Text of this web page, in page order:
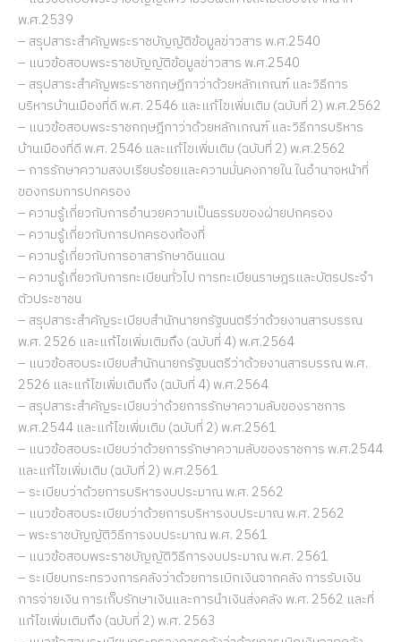
พ.ศ.2539
– สรุปสาระสำคัญพระราชบัญญัติข้อมูลข่าวสาร พ.ศ.2540
– แนวข้อสอบพระราชบัญญัติข้อมูลข่าวสาร พ.ศ.2540
– สรุปสาระสำคัญพระราชกฤษฎีกาว่าด้วยหลักเกณฑ์ และวิธีการ
บริหารบ้านเมืองที่ดี พ.ศ. 2546 และแก้ไขเพิ่มเติม (ฉบับที่ 2) พ.ศ.2562
– แนวข้อสอบพระราชกฤษฎีกาว่าด้วยหลักเกณฑ์ และวิธีการบริหาร
บ้านเมืองที่ดี พ.ศ. 2546 และแก้ไขเพิ่มเติม (ฉบับที่ 2) พ.ศ.2562
– การรักษาความสงบเรียบร้อยและความมั่นคงภายใน ในอำนาจหน้าที่
ของกรมการปกครอง
– ความรู้เกี่ยวกับการอำนวยความเป็นธรรมของฝ่ายปกครอง
– ความรู้เกี่ยวกับการปกครองท้องที่
– ความรู้เกี่ยวกับการอาสารักษาดินแดน
– ความรู้เกี่ยวกับการทะเบียนทั่วไป การทะเบียนราษฎรและบัตรประจำ
ตัวประชาชน
– สรุปสาระสำคัญระเบียบสำนักนายกรัฐมนตรีว่าด้วยงานสารบรรณ
พ.ศ. 2526 และแก้ไขเพิ่มเติมถึง (ฉบับที่ 4) พ.ศ.2564
– แนวข้อสอบระเบียบสำนักนายกรัฐมนตรีว่าด้วยงานสารบรรณ พ.ศ.
2526 และแก้ไขเพิ่มเติมถึง (ฉบับที่ 4) พ.ศ.2564
– สรุปสาระสำคัญระเบียบว่าด้วยการรักษาความลับของราชการ
พ.ศ.2544 และแก้ไขเพิ่มเติม (ฉบับที่ 2) พ.ศ.2561
– แนวข้อสอบระเบียบว่าด้วยการรักษาความลับของราชการ พ.ศ.2544
และแก้ไขเพิ่มเติม (ฉบับที่ 2) พ.ศ.2561
– ระเบียบว่าด้วยการบริหารงบประมาณ พ.ศ. 2562
– แนวข้อสอบระเบียบว่าด้วยการบริหารงบประมาณ พ.ศ. 2562
– พระราชบัญญัติวิธีการงบประมาณ พ.ศ. 2561
– แนวข้อสอบพระราชบัญญัติวิธีการงบประมาณ พ.ศ. 2561
– ระเบียบกระทรวงการคลังว่าด้วยการเบิกเงินจากคลัง การรับเงิน
การจ่ายเงิน การเก็บรักษาเงินและการนำเงินส่งคลัง พ.ศ. 2562 และที่
แก้ไขเพิ่มเติมถึง (ฉบับที่ 2) พ.ศ. 2563